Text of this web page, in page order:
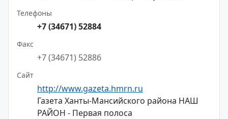
Телефоны
+7 (34671) 52884
Факс
+7 (34671) 52886
Сайт
http://www.gazeta.hmrn.ru
Газета Ханты-Мансийского района НАШ
РАЙОН - Первая полоса